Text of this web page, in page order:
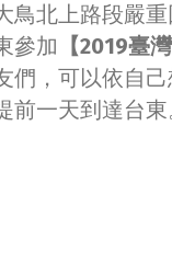
鳥北上路段嚴重
參加 【2019臺
們，可以依自
前一天到達台東